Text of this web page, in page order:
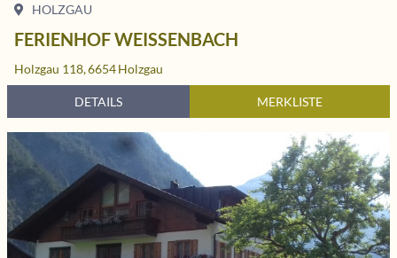
HOLZGAU
FERIENHOF WEISSENBACH
Holzgau 118,6654Holzgau
DETAILS MERKLISTE